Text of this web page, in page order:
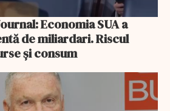
Economia SUA a
de miliardari. Riscul
și consum